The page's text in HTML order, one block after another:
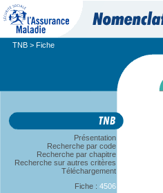
TNB > Fiche
Présentation
Recherche par code
Recherche par chapitre
Recherche sur autres critères
Téléchargement
Fiche : 4506